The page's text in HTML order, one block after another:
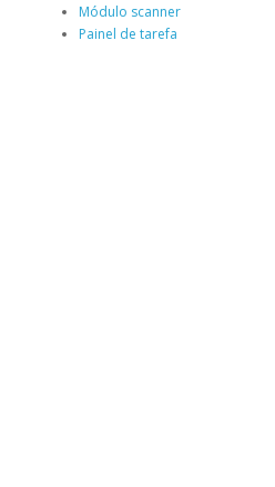
Módulo scanner
Painel de tarefa